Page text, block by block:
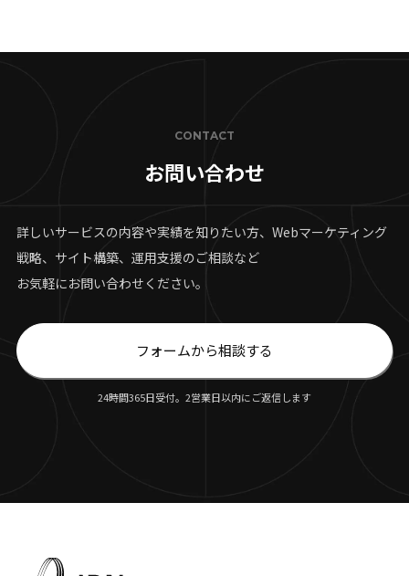
CONTACT
お問い合わせ
詳しいサービスの内容や実績を知りたい方、Webマーケティング
戦略、サイト構築、運用支援のご相談など
お気軽にお問い合わせください。
フォームから相談する
24時間365日受付。2営業日以内にご返信します